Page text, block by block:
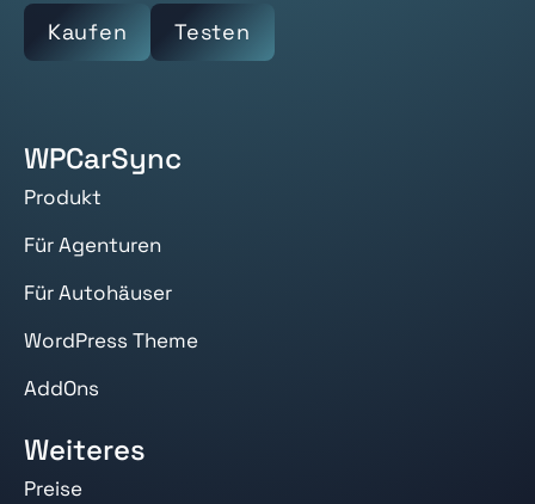
Kaufen Testen
WPCarSync
Produkt
Für Agenturen
Für Autohäuser
WordPress Theme
AddOns
Weiteres
Preise